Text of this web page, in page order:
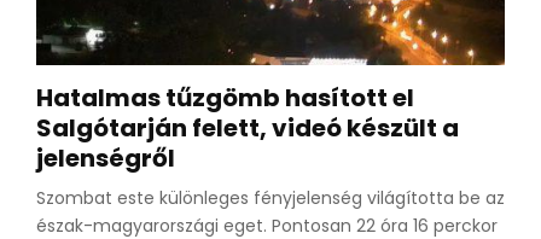
Hatalmas tűzgömb hasított el
Salgótarján felett, videó készült a
jelenségről
Szombat este különleges fényjelenség világította be az
észak-magyarországi eget. Pontosan 22 óra 16 perckor